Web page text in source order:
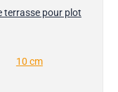
terrasse pour plot
10 cm